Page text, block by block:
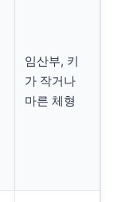
임산부, 키
가 작거나
마른 체형